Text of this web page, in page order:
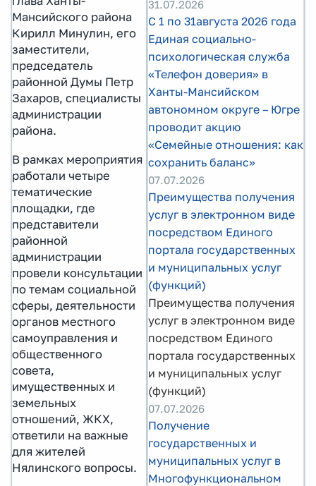
Мансийского района
Кирилл Минулин, его
заместители,
председатель
районной Думы Петр
Захаров, специалисты
администрации
района.
В рамках мероприятия
работали четыре
тематические
площадки, где
представители
районной
администрации
провели консультации
по темам социальной
сферы, деятельности
органов местного
самоуправления и
общественного
совета,
имущественных и
земельных
отношений, ЖКХ,
ответили на важные
для жителей
Нялинского вопросы.
31.07.2026
С 1 по 31августа 2026 года
Единая социально-
психологическая служба
«Телефон доверия» в
Ханты-Мансийском
автономном округе – Югре
проводит акцию
«Семейные отношения: как
сохранить баланс»
07.07.2026
Преимущества получения
услуг в электронном виде
посредством Единого
портала государственных
и муниципальных услуг
(функций)
Преимущества получения
услуг в электронном виде
посредством Единого
портала государственных
и муниципальных услуг
(функций)
07.07.2026
Получение
государственных и
муниципальных услуг в
Многофункциональном